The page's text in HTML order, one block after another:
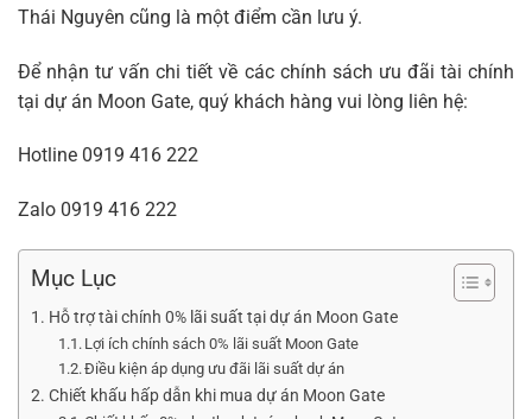
Thái Nguyên cũng là một điểm cần lưu ý.
Để nhận tư vấn chi tiết về các chính sách ưu đãi tài chính
tại dự án Moon Gate, quý khách hàng vui lòng liên hệ:
Hotline 0919 416 222
Zalo 0919 416 222
Mục Lục
Hỗ trợ tài chính 0% lãi suất tại dự án Moon Gate
Lợi ích chính sách 0% lãi suất Moon Gate
Điều kiện áp dụng ưu đãi lãi suất dự án
Chiết khấu hấp dẫn khi mua dự án Moon Gate